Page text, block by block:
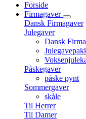
Forside
Firmagaver
Dansk Firmagaver
Julegaver
Dansk
Påskegaver
påske pynt
Sommergaver
skåle
Til Herrer
Til Damer